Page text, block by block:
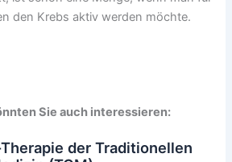
den Krebs aktiv werden möchte.
Sie auch interessieren:
der Traditionellen